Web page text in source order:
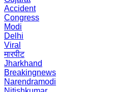
Accident
Congress
Modi
Delhi
Viral
मारपीट
Jharkhand
Breakingnews
Narendramodi